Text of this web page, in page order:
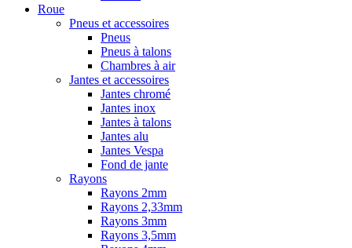
Roue
Pneus et accessoires
Pneus
Pneus à talons
Chambres à air
Jantes et accessoires
Jantes chromé
Jantes inox
Jantes à talons
Jantes alu
Jantes Vespa
Fond de jante
Rayons
Rayons 2mm
Rayons 2,33mm
Rayons 3mm
Rayons 3,5mm